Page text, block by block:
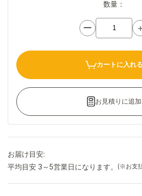
数量：
ー
カートに入れる
お見積りに追加
お届け目安:
平均目安 3～5営業日になります。
(※お支